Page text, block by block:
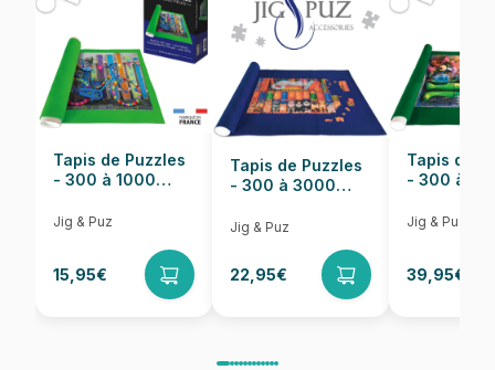
Nombre de pièces 275 pièces
Dimensions 46 x 61 cm
Tapis de Puzzles
- 300 à 1000
Jig & Puz
15,95€
Tapis de Puzzles
- 300 à 3000
Jig & Puz
22,95€
Tapis de
- 300 à
Jig & Puz
39,95€